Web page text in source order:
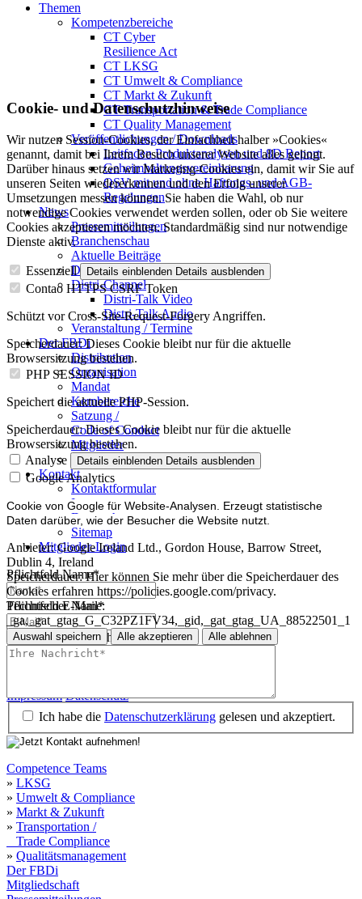
Themen
Kompetenzbereiche
CT Cyber
Resilience Act
CT LKSG
CT Umwelt & Compliance
CT Markt & Zukunft
CT Transportation & Trade Compliance
CT Quality Management
Veröffentlichungen / Downloads
Leitfaden Produktanalysen und 8D Report
Geheimhaltungsverein­barung
QSV mit und ohne Haftungs- und AGB-
Regelungen
News
Pressemitteilungen
Branchenschau
Aktuelle Beiträge
Dossier – 20 Jahre FBDi
Distri-Channel
Distri-Talk Video
Distri-Talk Audio
Veranstaltung / Termine
Der FBDi
Distribution
Organisation
Mandat
Kernbereiche
Satzung /
Code of Conduct
Mitglieder
Mitglied werden
Kontakt
Kontaktformular
Impressum
Datenschutz
Sitemap
Mitglieder-Login
PflichtfeldName*
PflichtfeldE-Mail*
PflichtfeldIhre Nachricht *
Ich habe die Datenschutzerklärung gelesen und akzeptiert.
Competence Teams
» LKSG
» Umwelt & Compliance
» Markt & Zukunft
» Transportation /
Trade Compliance
» Qualitätsmanagement
Der FBDi
Mitgliedschaft
Cookie- und Datenschutzhinweise
Wir nutzen Session-Cookies, der Einfachheit halber »Cookies«
genannt, damit bei Ihrem Besuch unserer Website alles gelingt.
Darüber hinaus setzen wir Marketing-Cookies ein, damit wir Sie auf
unseren Seiten wiedererkennen und den Erfolg unserer
Umsetzungen messen können. Sie haben die Wahl, ob nur
notwendige Cookies verwendet werden sollen, oder ob Sie weitere
Cookies akzeptieren möchten. Standardmäßig sind nur notwendige
Dienste aktiv.
Essenziell Details einblenden Details ausblenden
Contao HTTPS CSRF Token
Schützt vor Cross-Site-Request-Forgery Angriffen.
Speicherdauer:Dieses Cookie bleibt nur für die aktuelle
Browsersitzung bestehen.
PHP SESSION ID
Speichert die aktuelle PHP-Session.
Speicherdauer:Dieses Cookie bleibt nur für die aktuelle
Browsersitzung bestehen.
Analyse
Details einblenden Details ausblenden
Google Analytics
Cookie von Google für Website-Analysen. Erzeugt statistische
Daten darüber, wie der Besucher die Website nutzt.
Anbieter:Google Ireland Ltd., Gordon House, Barrow Street,
Dublin 4, Ireland
Speicherdauer:Hier können Sie mehr über die Speicherdauer des
Cookies erfahren https://policies.google.com/privacy.
Technischer Name:
_ga,_gat_gtag_G_C32PZ1FV34,_gid,_gat_gtag_UA_88522501_1
Auswahl speichern Alle akzeptieren Alle ablehnen
Impressum Datenschutz